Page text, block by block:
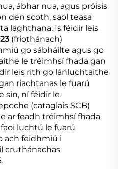
ábhar nua, agus próisis
den scoth, saol teasa
laghthana. Is féidir leis
(friothánach)
go sábháilte agus go
le tréimhsí fhada gan
leis rith go lánluchtaithe
riachtanas le fuarú
sin, ní féidir le
(cataglais SCB)
ar feadh tréimhsí fhada
luchtú le fuarú
ach feidhmiú i
cruthánachas
.